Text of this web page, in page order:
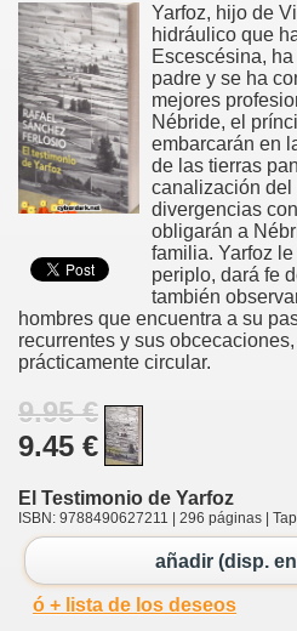
Yarfoz, hijo de
hidráulico que
Escescésina,
padre y se ha
mejores
Nébride, el
embarcarán en
de las tierras
canalización
divergencias
obligarán a
familia. Yarfoz
periplo, dará fe
también
hombres que encuentra a su
recurrentes y sus
prácticamente circular.
9.95 €
9.45 €
El Testimonio de Yarfoz
ISBN: 9788490627211 | 296 páginas |
añadir (disp.
ó + lista de los deseos